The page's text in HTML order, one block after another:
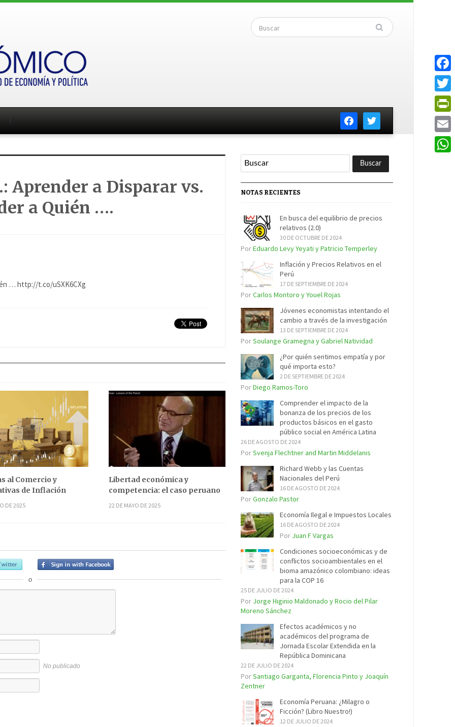
facebooktwitter
Aprender a Disparar vs.
a Quién ….
… http://t.co/uSXK6CXg
al Comercio y
de Inflación
DE 2025
Libertad económica y
competencia: el caso peruano
22 DE MAYO DE 2025
o
No publicado
NOTAS RECIENTES
En busca del equilibrio de precios
relativos (2.0)
30 DE OCTUBRE DE 2024
PorEduardo Levy Yeyati y Patricio Temperley
Inflación y Precios Relativos en el
Perú
17 DE SEPTIEMBRE DE 2024
PorCarlos Montoro y Youel Rojas
Jóvenes economistas intentando el
cambio a través de la investigación
13 DE SEPTIEMBRE DE 2024
PorSoulange Gramegna y Gabriel Natividad
¿Por quién sentimos empatía y por
qué importa esto?
2 DE SEPTIEMBRE DE 2024
PorDiego Ramos-Toro
Comprender el impacto de la
bonanza de los precios de los
productos básicos en el gasto
público social en América Latina
26 DE AGOSTO DE 2024
PorSvenja Flechtner and Martin Middelanis
Richard Webb y las Cuentas
Nacionales del Perú
16 DE AGOSTO DE 2024
PorGonzalo Pastor
Economía Ilegal e Impuestos Locales
16 DE AGOSTO DE 2024
Por Juan F Vargas
Condiciones socioeconómicas y de
conflictos socioambientales en el
bioma amazónico colombiano: ideas
para la COP 16
25 DE JULIO DE 2024
Por Jorge Higinio Maldonado y Rocio del Pilar
Moreno Sánchez
Efectos académicos y no
académicos del programa de
Jornada Escolar Extendida en la
República Dominicana
22 DE JULIO DE 2024
PorSantiago Garganta, Florencia Pinto y Joaquín
Zentner
Economía Peruana: ¿Milagro o
Ficción? (Libro Nuestro!)
12 DE JULIO DE 2024
Email